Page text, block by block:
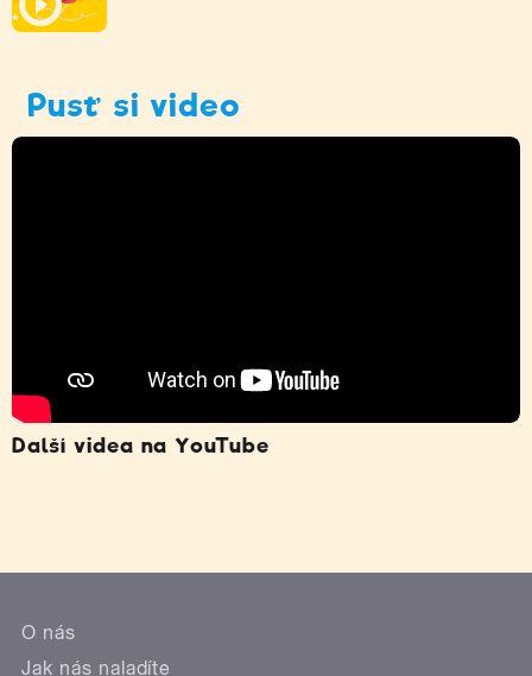
Pusť si video
Další videa na YouTube
O nás
Jak nás naladíte